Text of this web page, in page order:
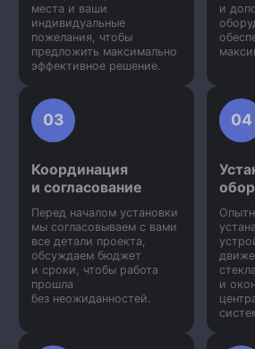
места и ваши
индивидуальные
пожелания, чтобы
предложить максимально
эффективное решение.
и
03
Координация
и согласование
Перед началом установки
мы согласовываем с вами
все детали проекта,
обсуждаем бюджет
и сроки, чтобы работа
прошла
без неожиданностей.
04
и